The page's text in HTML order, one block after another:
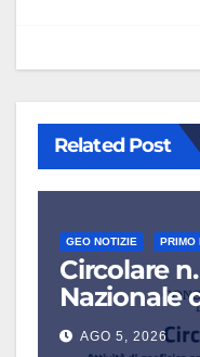
Related Post
GEO NOTIZIE PRIMO
Circolare
Nazionale
AGO 5, 2026